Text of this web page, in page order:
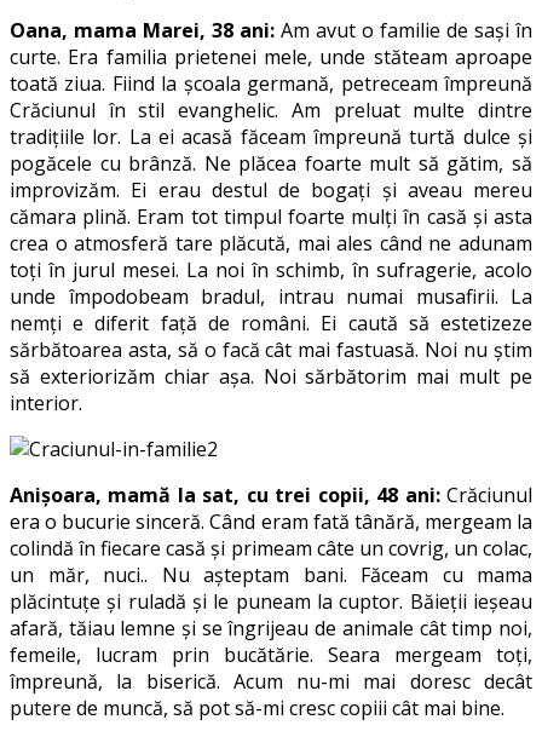
Oana, mama Marei, 38 ani: Am avut o familie de sași în
curte. Era familia prietenei mele, unde stăteam aproape
toată ziua. Fiind la școala germană, petreceam împreună
Crăciunul în stil evanghelic. Am preluat multe dintre
tradițiile lor. La ei acasă făceam împreună turtă dulce și
pogăcele cu brânză. Ne plăcea foarte mult să gătim, să
improvizăm. Ei erau destul de bogați și aveau mereu
cămara plină. Eram tot timpul foarte mulți în casă și asta
crea o atmosferă tare plăcută, mai ales când ne adunam
toți în jurul mesei. La noi în schimb, în sufragerie, acolo
unde împodobeam bradul, intrau numai musafirii. La
nemți e diferit față de români. Ei caută să estetizeze
sărbătoarea asta, să o facă cât mai fastuasă. Noi nu știm
să exteriorizăm chiar așa. Noi sărbătorim mai mult pe
interior.
Anișoara, mamă la sat, cu trei copii, 48 ani:Crăciunul
era o bucurie sinceră. Când eram fată tânără, mergeam la
colindă în fiecare casă și primeam câte un covrig, un colac,
un măr, nuci.. Nu așteptam bani. Făceam cu mama
plăcintuțe și ruladă și le puneam la cuptor. Băieții ieșeau
afară, tăiau lemne și se îngrijeau de animale cât timp noi,
femeile, lucram prin bucătărie. Seara mergeam toți,
împreună, la biserică. Acum nu-mi mai doresc decât
putere de muncă, să pot să-mi cresc copiii cât mai bine.